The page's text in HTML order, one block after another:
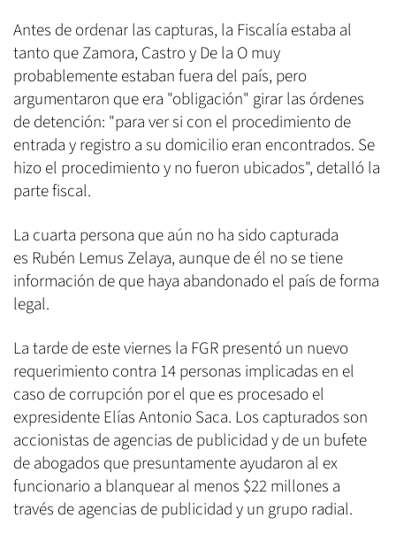
Antes de ordenar las capturas, la Fiscalía estaba al
tanto que Zamora, Castro y De la O muy
probablemente estaban fuera del país, pero
argumentaron que era "obligación" girar las órdenes
de detención: "para ver si con el procedimiento de
entrada y registro a su domicilio eran encontrados. Se
hizo el procedimiento y no fueron ubicados", detalló la
parte fiscal.
La cuarta persona que aún no ha sido capturada
es Rubén Lemus Zelaya, aunque de él no se tiene
información de que haya abandonado el país de forma
legal.
La tarde de este viernes la FGR presentó un nuevo
requerimiento contra 14 personas implicadas en el
caso de corrupción por el que es procesado el
expresidente Elías Antonio Saca. Los capturados son
accionistas de agencias de publicidad y de un bufete
de abogados que presuntamente ayudaron al ex
funcionario a blanquear al menos $22 millones a
través de agencias de publicidad y un grupo radial.